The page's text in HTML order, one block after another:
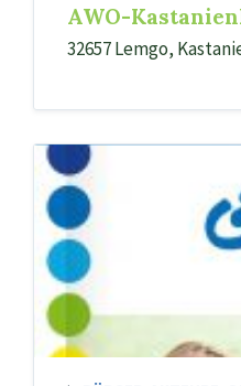
AWO-
32657 Lemgo,